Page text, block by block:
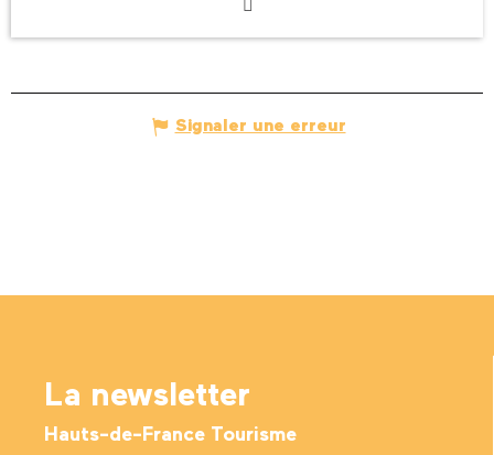
Signaler une erreur
La newsletter
Hauts-de-France Tourisme